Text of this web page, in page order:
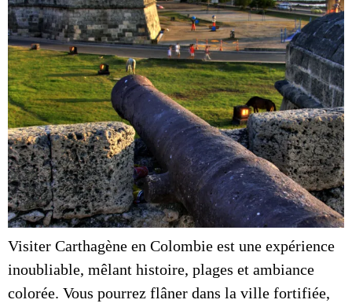
Visiter Carthagène en Colombie est une expérience
inoubliable, mêlant histoire, plages et ambiance
colorée. Vous pourrez flâner dans la ville fortifiée,